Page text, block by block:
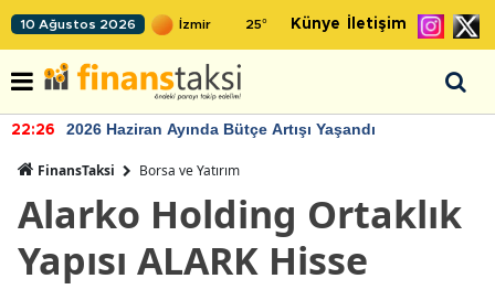
10 Ağustos 2026 25° Künye İletişim
Ayında Bütçe Artışı Yaşandı 22:24
FinansTaksi Borsa ve Yatırım
Alarko Holding Ortaklık
Yapısı ALARK Hisse